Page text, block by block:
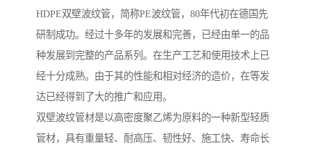
HDPE双壁波纹管，简称PE波纹管，80年代初在德国先
研制成功。经过十多年的发展和完善，已经由单一的品
种发展到完整的产品系列。在生产工艺和使用技术上已
经十分成熟。由于其的性能和相对经济的造价，在等发
达已经得到了大的推广和应用。
双壁波纹管材是以高密度聚乙烯为原料的一种新型轻质
管材，具有重量轻、耐高压、韧性好、施工快、寿命长